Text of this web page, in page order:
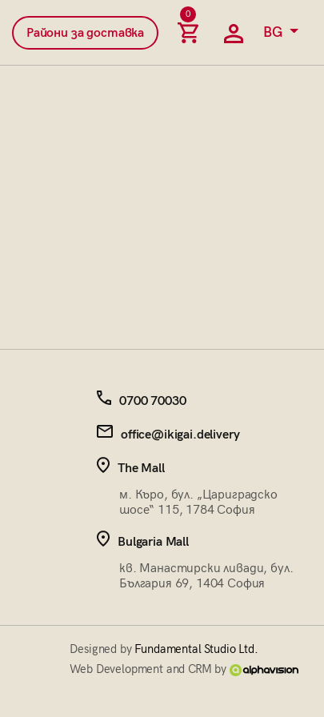
Райони за доставка
0
BG
0700 70030
office@ikigai.delivery
The Mall
м. Къро, бул. „Цариградско
шосе“ 115, 1784 София
Bulgaria Mall
кв. Манастирски ливади, бул.
България 69, 1404 София
Designed by Fundamental Studio Ltd.
Web Development and CRM by